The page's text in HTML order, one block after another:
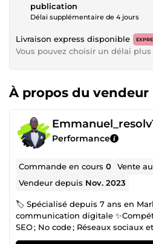
publication
Délai supplémentaire de 4 jours
Livraison express disponible
Vous pouvez choisir un délai
À propos du vendeur
Performance
Commande en cours0 Vente
Vendeur depuis Nov. 2023
🏷️ Spécialisé depuis 7 ans en
communication digitale
SEO ; No code ; Réseaux sociaux
en **communication et stratégie